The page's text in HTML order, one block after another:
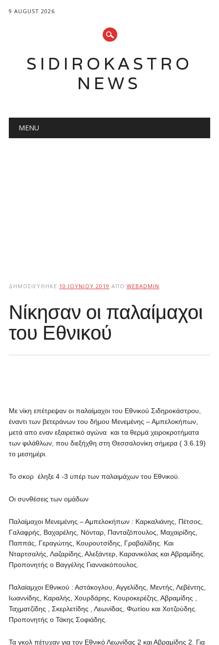
9 AUGUST 2026
SIDIROKASTRO
NEWS
Main menu
MENU
ΔΗΜΟΣΙΕΎΘΗΚΕ 10 ΙΟΥΝΊΟΥ 2019 ΑΠΌ WEBADMIN
Νίκησαν οι παλαίμαχοι
του Εθνικού
Με νίκη επέτρεψαν οι παλαίμαχοι του Εθνικού Σιδηροκάστρου,
έναντι των βετεράνων του δήμου Μενεμένης – Αμπελοκήπων,
μετά απο εναν εξαιρετικό αγώνα και τα θερμά χειροκροτήματα
των φιλάθλων, που διεξήχθη στη Θεσσαλονίκη σήμερα ( 3.6.19)
το μεσημέρι.
Το σκορ έληξε 4 -3 υπέρ των παλαιμάχων του Εθνικού.
Οι συνθέσεις των ομάδων
Παλαίμαχοι Μενεμένης – Αμπελοκήπων : Καρκαλιάνης, Πέτσος,
Γαλαφρής, Βαχαρέλης, Νόνταρ, Πανταζόπουλος, Μαχαιρίδης,
Παππάς, Γεραγώτης, Κουρουτσίδης, Γραβαλίδης. Και
Νταρτσαλής, Λαζαρίδης, Αλεξάντερ, Καρανικόλας και Αβραμίδης.
Προπονητής ο Βαγγέλης Γιαννακόπουλος.
Παλαίαμχοι Εθνικού : Αστάκογλου, Αγγελίδης, Μεντής, Λεβέντης,
Ιωαννίδης, Καραλής, Χουρδάρης, Κουροκερέζης, Αβραμίδης ,
Ταχματζίδης , Σκερλετίδης , Λεωνίδας, Φωτίου και Χοτζούδης.
Προπονητής ο Τάκης Σοφιάδης.
Τα γκολ πέτυχαν για τον Εθνικό Λεωνίδας 2 και Αβραμίδης 2. Για